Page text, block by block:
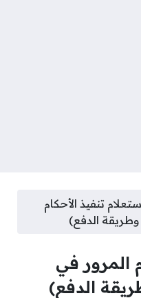
تنفيذ الأحكام
الدفع)
المرور في
الدفع)